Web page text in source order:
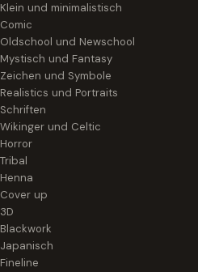
Klein und minimalistisch
Comic
Oldschool und Newschool
Mystisch und Fantasy
Zeichen und Symbole
Realistics und Portraits
Schriften
Wikinger und Celtic
Horror
Tribal
Henna
Cover up
3D
Blackwork
Japanisch
Fineline